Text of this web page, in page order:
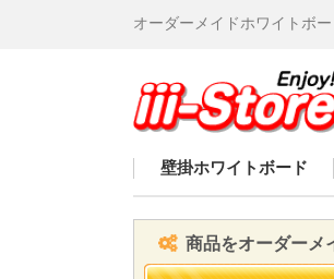
オーダーメイドホワイトボ
iii-
Store
壁掛ホワイトボード
商品をオーダーメ